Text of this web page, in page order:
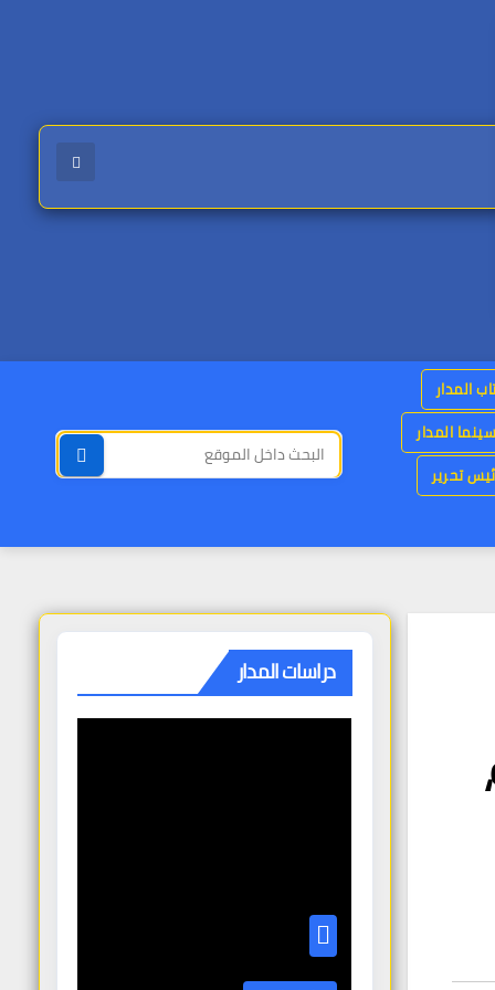
المدار
سينما المدار
تحرير
دراسات المدار